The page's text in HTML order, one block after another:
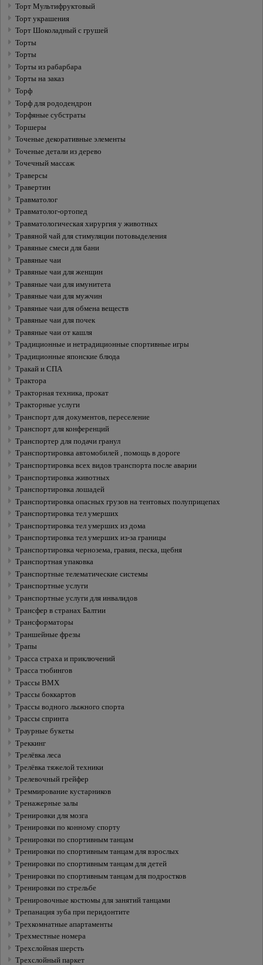
Торт Мультифруктовый
Торт украшения
Торт Шоколадный с грушей
Торты
Торты
Торты из рабарбара
Торты на заказ
Торф
Торф для рододендрон
Торфяные субстраты
Торшеры
Точеные декоративные элементы
Точеные детали из дерево
Точечный массаж
Траверсы
Травертин
Травматолог
Травматолог-ортопед
Травматологическая хирургия у животных
Травяной чай для стимуляции потовыделения
Травяные смеси для бани
Травяные чаи
Травяные чаи для женщин
Травяные чаи для имунитета
Травяные чаи для мужчин
Травяные чаи для обмена веществ
Травяные чаи для почек
Травяные чаи от кашля
Традиционные и нетрадиционные спортивные игры
Традиционные японские блюда
Тракай и СПА
Трактора
Тракторная техника, прокат
Тракторные услуги
Транспорт для документов, переселение
Транспорт для конференций
Транспортер для подачи гранул
Транспортировка автомобилей , помощь в дороге
Транспортировка всех видов транспорта после аварии
Транспортировка животных
Транспортировка лошадей
Транспортировка опасных грузов на тентовых полуприцепах
Транспортировка тел умерших
Транспортировка тел умерших из дома
Транспортировка тел умерших из-за границы
Транспортировка чернозема, гравия, песка, щебня
Транспортная упаковка
Транспортные телематические системы
Транспортные услуги
Транспортные услуги для инвалидов
Трансфер в странах Балтии
Трансформаторы
Траншейные фрезы
Трапы
Трасса страха и приключений
Трасса тюбингов
Трассы BMX
Трассы боккартов
Трассы водного лыжного спорта
Трассы спринта
Траурные букеты
Треккинг
Трелёвка леса
Трелёвка тяжелой техники
Трелевочный грейфер
Треммирование кустарников
Тренажерные залы
Тренировки для мозга
Тренировки по конному спорту
Тренировки по спортивным танцам
Тренировки по спортивным танцам для взрослых
Тренировки по спортивным танцам для детей
Тренировки по спортивным танцам для подростков
Тренировки по стрельбе
Тренировочные костюмы для занятий танцами
Трепанация зуба при перидонтите
Трехкомнатные апартаменты
Трехместные номера
Трехслойная шерсть
Трехслойный паркет